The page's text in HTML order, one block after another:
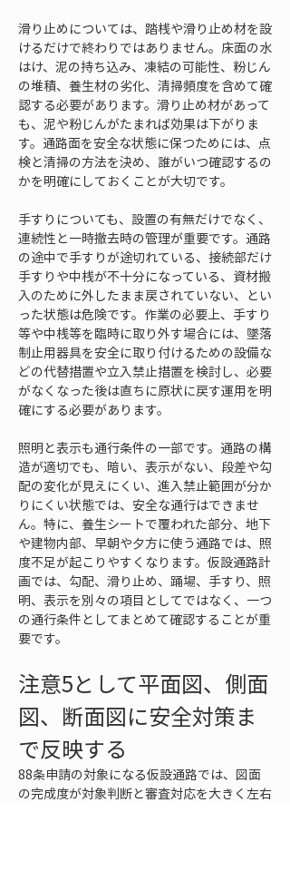
滑り止めについては、踏桟や滑り止め材を設
けるだけで終わりではありません。床面の水
はけ、泥の持ち込み、凍結の可能性、粉じん
の堆積、養生材の劣化、清掃頻度を含めて確
認する必要があります。滑り止め材があって
も、泥や粉じんがたまれば効果は下がりま
す。通路面を安全な状態に保つためには、点
検と清掃の方法を決め、誰がいつ確認するの
かを明確にしておくことが大切です。
手すりについても、設置の有無だけでなく、
連続性と一時撤去時の管理が重要です。通路
の途中で手すりが途切れている、接続部だけ
手すりや中桟が不十分になっている、資材搬
入のために外したまま戻されていない、とい
った状態は危険です。作業の必要上、手すり
等や中桟等を臨時に取り外す場合には、墜落
制止用器具を安全に取り付けるための設備な
どの代替措置や立入禁止措置を検討し、必要
がなくなった後は直ちに原状に戻す運用を明
確にする必要があります。
照明と表示も通行条件の一部です。通路の構
造が適切でも、暗い、表示がない、段差や勾
配の変化が見えにくい、進入禁止範囲が分か
りにくい状態では、安全な通行はできませ
ん。特に、養生シートで覆われた部分、地下
や建物内部、早朝や夕方に使う通路では、照
度不足が起こりやすくなります。仮設通路計
画では、勾配、滑り止め、踊場、手すり、照
明、表示を別々の項目としてではなく、一つ
の通行条件としてまとめて確認することが重
要です。
注意5として平面図、側面
図、断面図に安全対策ま
で反映する
88条申請の対象になる仮設通路では、図面
の完成度が対象判断と審査対応を大きく左右